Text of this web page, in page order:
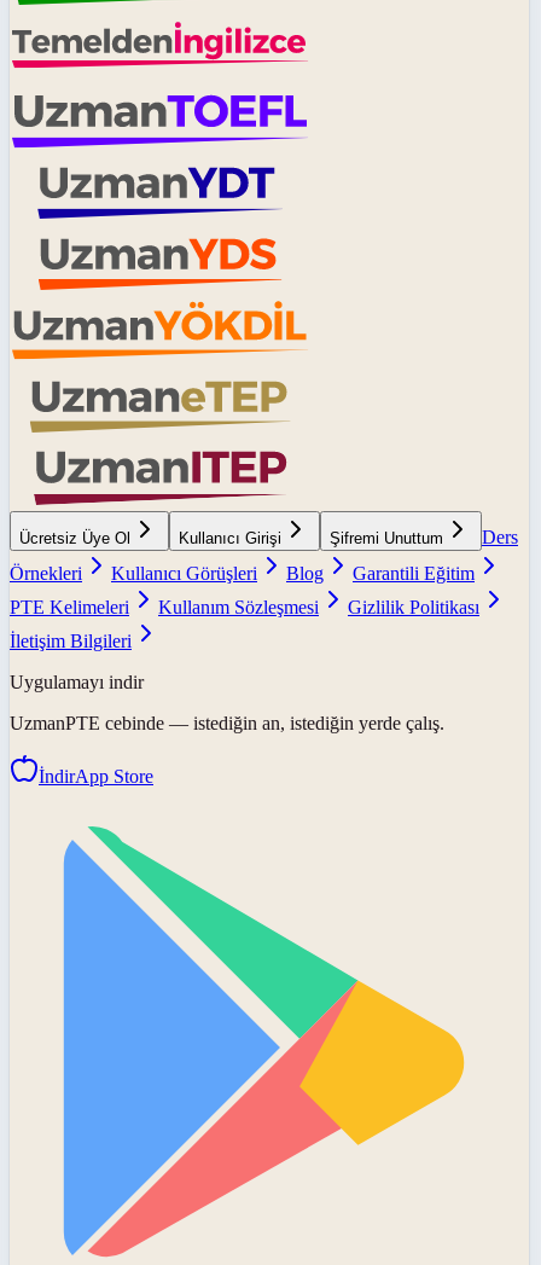
Ücretsiz Üye Ol Kullanıcı Girişi Şifremi Unuttum
Ders
Örnekleri
Kullanıcı Görüşleri Blog
Garantili Eğitim
PTE Kelimeleri
Kullanım Sözleşmesi
Gizlilik Politikası
İletişim Bilgileri
Uygulamayı indir
UzmanPTE cebinde — istediğin an, istediğin yerde çalış.
İndirApp Store